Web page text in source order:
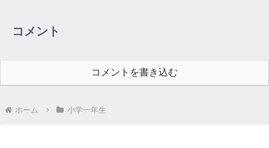
コメント
コメントを書き込む
ホーム 小学一年生